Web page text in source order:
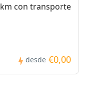
con transporte
desde €0,00